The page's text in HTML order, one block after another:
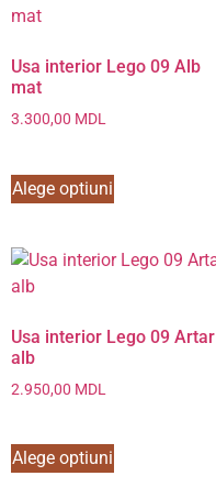
Usa interior Lego 09 Alb
mat
3.300,00 MDL
Alege optiuni
Usa interior Lego 09 Artar
alb
2.950,00 MDL
Alege optiuni